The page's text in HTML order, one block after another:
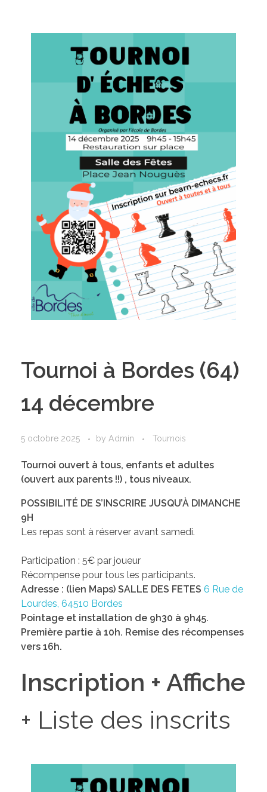
Tournoi à Bordes (64)
14 décembre
5 octobre 2025 by Admin Tournois
Tournoi ouvert à tous, enfants et adultes
(ouvert aux parents !!) , tous niveaux.
POSSIBILITÉ DE S’INSCRIRE JUSQU’À DIMANCHE
9H
Les repas sont à réserver avant samedi.
Participation : 5€ par joueur
Récompense pour tous les participants.
Adresse : (lien Maps) SALLE DES FETES 6 Rue de
Lourdes, 64510 Bordes
Pointage et installation de 9h30 à 9h45.
Première partie à 10h. Remise des récompenses
vers 16h.
Inscription + Affiche
+ Liste des inscrits